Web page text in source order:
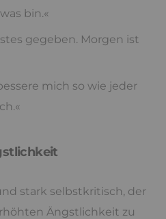
bin.«
gegeben. Morgen ist
mich so wie jeder
stark selbstkritisch, der
Ängstlichkeit zu